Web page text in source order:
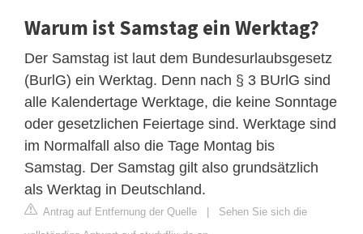
Warum ist Samstag ein Werktag?
Der Samstag ist laut dem Bundesurlaubsgesetz
(BurlG) ein Werktag. Denn nach § 3 BUrlG sind
alle Kalendertage Werktage, die keine Sonntage
oder gesetzlichen Feiertage sind. Werktage sind
im Normalfall also die Tage Montag bis
Samstag. Der Samstag gilt also grundsätzlich
als Werktag in Deutschland.
Antrag auf Entfernung der Quelle | Sehen Sie sich die